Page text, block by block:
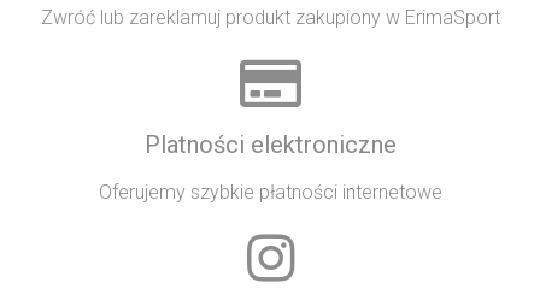
Zwróć lub zareklamuj produkt zakupiony w ErimaSport
Platności elektroniczne
Oferujemy szybkie płatności internetowe